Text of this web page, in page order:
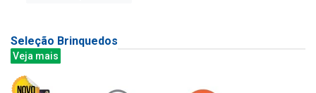
Seleção Brinquedos
Veja mais